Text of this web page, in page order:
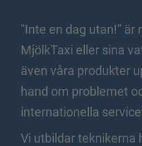
"Inte en dag utan!”
MjölkTaxi eller sina
även våra produkter
hand om problemet
internationella
Vi utbildar teknikerna